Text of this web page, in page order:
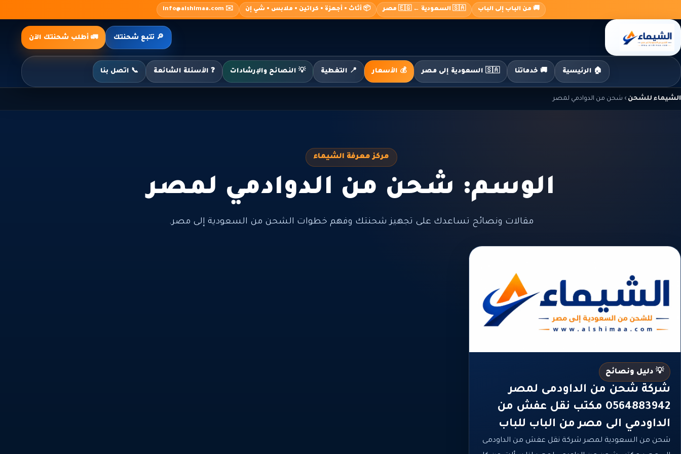
المحتوى
🚚 من الباب إلى الباب 🇸🇦 السعودية ← 🇪🇬 مصر 📦 أثاث • أجهزة • كراتين • ملابس • شي إن ✉️ info@alshimaa.com
🏠 الرئيسية 🚚 خدماتنا 🇸🇦 السعودية إلى مصر 💰 الأسعار 📍 التغطية 💡 النصائح والإرشادات ❓ الأسئلة الشائعة 📞 اتصل بنا
🔎 تتبع شحنتك 🚛 أطلب شحنتك الآن
الشيماء للشحن › شحن من الدوادمي لمصر
مركز معرفة الشيماء
الوسم: شحن من الدوادمي لمصر
مقالات ونصائح تساعدك على تجهيز شحنتك وفهم خطوات الشحن من السعودية إلى مصر.
💡 دليل ونصائح
شركة شحن من الداودمى لمصر
0564883942 مكتب نقل عفش من
الداودمي الى مصر من الباب للباب
شحن من السعودية لمصر شركة نقل عفش من الداودمى